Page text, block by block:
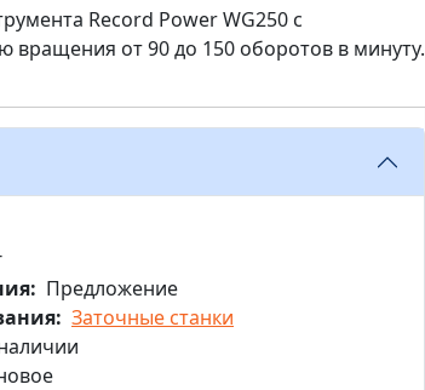
Record Power WG250 с
вращения от 90 до 150 оборотов в минуту.
Предложение
Заточные станки